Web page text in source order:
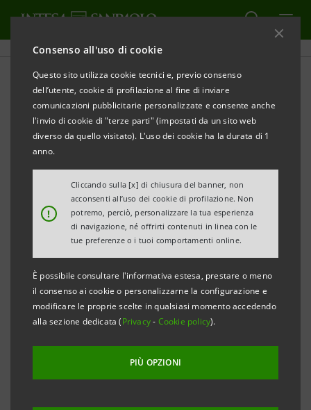
Consenso all'uso di cookie
Questo sito utilizza cookie tecnici e, previo consenso
dell’utente, cookie di profilazione al fine di inviare
comunicazioni pubblicitarie personalizzate e consente anche
l'invio di cookie di "terze parti" (impostati da un sito web
diverso da quello visitato). L'uso dei cookie ha la durata di 1
anno.
!
Cliccando sulla [x] di chiusura del banner, non
acconsenti all’uso dei cookie di profilazione. Non
potremo, perciò, personalizzare la tua esperienza
di navigazione, né offrirti contenuti in linea con le
tue preferenze o i tuoi comportamenti online.
È possibile consultare l'informativa estesa, prestare o meno
il consenso ai cookie o personalizzarne la configurazione e
modificare le proprie scelte in qualsiasi momento accedendo
alla sezione dedicata (Privacy- Cookie policy).
PIÙ OPZIONI
Storico Sanpaolo IMI: Bilanci
e Relazioni
AGGIORNA
Bilanci e relazioni
Bilanci società del
gruppo
Filtra per
Bilancio